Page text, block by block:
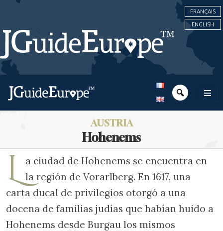
FRANÇAIS
ENGLISH
AUSTRIA
Hohenems
L a ciudad de Hohenems se encuentra en
la región de Vorarlberg. En 1617, una
carta ducal de privilegios otorgó a una
docena de familias judías que habían huido a
Hohenems desde Burgau los mismos